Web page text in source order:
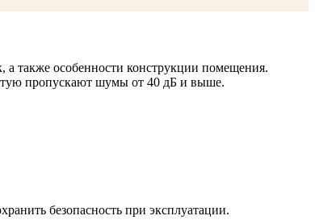
также особенности конструкции помещения.
пропускают шумы от 40 дБ и выше.
безопасность при эксплуатации.